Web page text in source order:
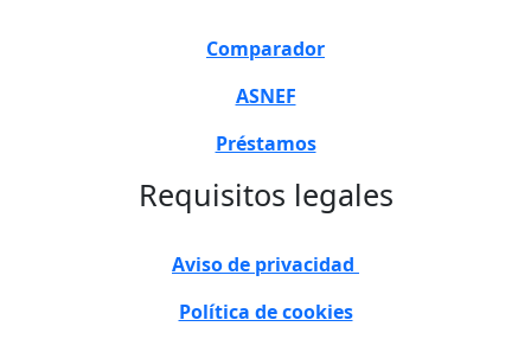
Comparador
ASNEF
Préstamos
Requisitos legales
Aviso de privacidad
Política de cookies